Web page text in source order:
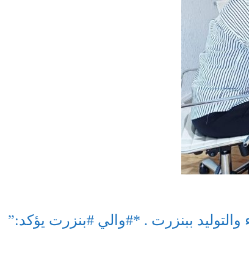
ببنزرت . *#والي #بنزرت يؤكد:”